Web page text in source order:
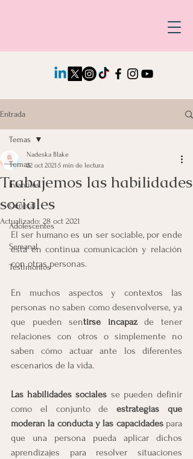
Entrada
Temas
Infantiles
General
Adolescentes
Semanal
Testimonios
Temas
Trabajemos las habilidades
sociales
Nadeska Blake
22 oct 2021 5 min de lectura
Actualizado: 28 oct 2021
El ser humano es un ser sociable, por ende
está en continua comunicación y relación
con otras personas.
En muchos aspectos y contextos las
personas no saben como desenvolverse, ya
que pueden sentirse incapaz de tener
relaciones con otros o simplemente no
saben cómo actuar ante los diferentes
escenarios de la vida.
Las habilidades sociales se pueden definir
como el conjunto de estrategias que
moderan la conducta y las capacidades para
que una persona pueda aplicar dichos
aprendizajes para resolver situaciones